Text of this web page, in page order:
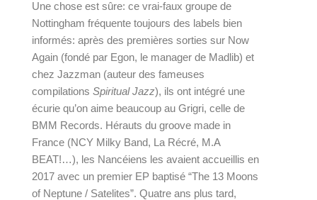
Une chose est sûre: ce vrai-faux groupe de
Nottingham fréquente toujours des labels bien
informés: après des premières sorties sur Now
Again (fondé par Egon, le manager de Madlib) et
chez Jazzman (auteur des fameuses
compilations Spiritual Jazz), ils ont intégré une
écurie qu’on aime beaucoup au Grigri, celle de
BMM Records. Hérauts du groove made in
France (NCY Milky Band, La Récré, M.A
BEAT!…), les Nancéiens les avaient accueillis en
2017 avec un premier EP baptisé “The 13 Moons
of Neptune / Satelites”. Quatre ans plus tard,